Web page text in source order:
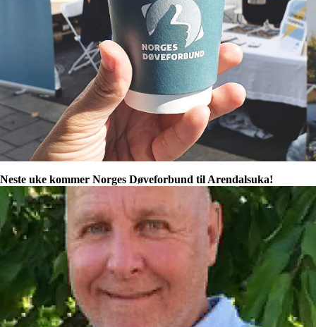
Neste uke kommer Norges Døveforbund til Arendalsuka!